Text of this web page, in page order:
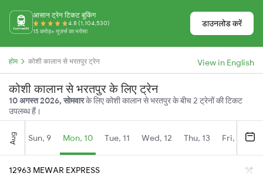
आसान ट्रेन टिकट बुकिंग
4.8 (1,104,530)
15 करोड़+ यूज़र्स का भरोसा
डाउनलोड करें
होम कोशी कालान से भरतपुर ट्रेन View in English
कोशी कालान से भरतपुर के लिए ट्रेन
10 अगस्त 2026, सोमवारके लिए कोशी कालान से भरतपुर के बीच 2 ट्रेनों की टिकट
उपलब्ध हैं।
Aug Sun, 9 Mon, 10 Tue, 11 Wed, 12 Thu, 13 Fri, 14
12963 MEWAR EXPRESS